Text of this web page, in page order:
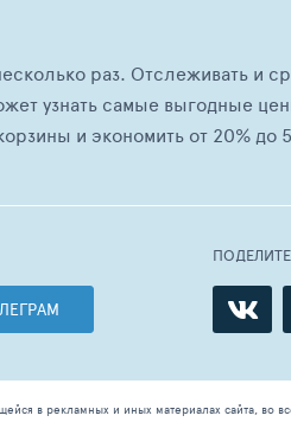
раз. Отслеживать и
узнать самые выгодные
и экономить от 20% до
в рекламных и иных материалах сайта, во